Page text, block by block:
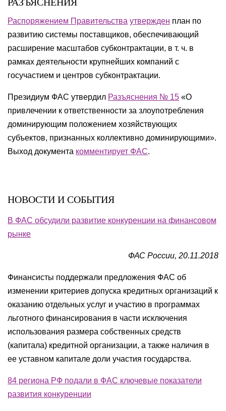
Распоряжением Правительства утвержден план по
развитию системы поставщиков, обеспечивающий
расширение масштабов субконтрактации, в т. ч. в
рамках деятельности крупнейших компаний с
госучастием и центров субконтрактации.
Президиум ФАС утвердил Разъяснения № 15 «О
привлечении к ответственности за злоупотребления
доминирующим положением хозяйствующих
субъектов, признанных коллективно доминирующими».
Выход документа комментирует ФАС.
НОВОСТИ И СОБЫТИЯ
В ФАС обсудили развитие конкуренции на финансовом
рынке
ФАС России, 20.11.2018
Финансисты поддержали предложения ФАС об
изменении критериев допуска кредитных организаций к
оказанию отдельных услуг и участию в программах
льготного финансирования в части исключения
использования размера собственных средств
(капитала) кредитной организации, а также наличия в
ее уставном капитале доли участия государства.
84 региона РФ подали в ФАС ключевые показатели
развития конкуренции